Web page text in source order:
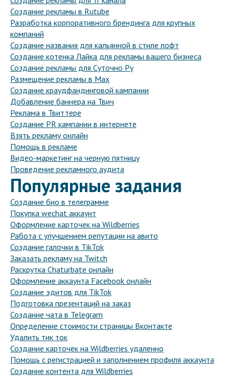
Создание рекламы в Rutube
Разработка корпоративного брендинга для крупных
компаний
Создание названия для кальянной в стиле лофт
Создание котенка Лайка для рекламы вашего бизнеса
Создание рекламы для Суточно Ру
Размещение рекламы в Max
Создание краудфандинговой кампании
Добавление баннера на Твич
Реклама в Твиттере
Создание PR кампании в интернете
Взять рекламу онлайн
Помощь в рекламе
Видео-маркетинг на черную пятницу
Проведение рекламного аудита
Популярные задания
Создание био в телеграмме
Покупка wechat аккаунт
Оформление карточек на Wildberries
Работа с улучшением репутации на авито
Создание галочки в TikTok
Заказать рекламу на Twitch
Раскрутка Chaturbate онлайн
Оформление аккаунта Facebook онлайн
Создание эдитов для TikTok
Подготовка презентаций на заказ
Создание чата в Telegram
Определение стоимости страницы Вконтакте
Удалить тик ток
Создание карточек на Wildberries удаленно
Помощь с регистрацией и заполнением профиля аккаунта
Создание контента для Wildberries